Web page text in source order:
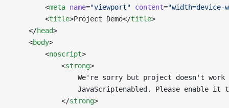
        <
meta name="viewport" content=
        <
title>Project Demo</title>
    </
head>
    <
body>
        <
noscript>
            <
strong>
We're sorry but project doesn't work
JavaScriptenabled. Please enable it
            </
strong>